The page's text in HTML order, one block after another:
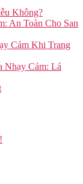
Không?
An Toàn Cho San
Cảm Khi Trang
Nhạy Cảm: Lá